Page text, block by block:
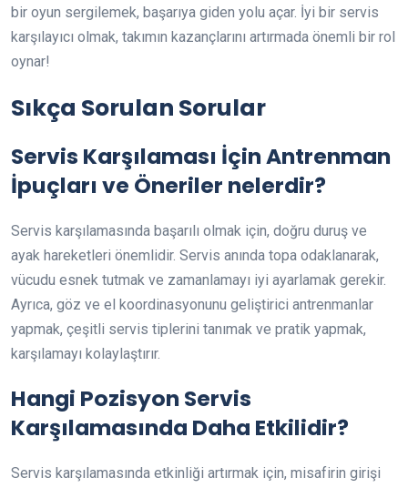
bir oyun sergilemek, başarıya giden yolu açar. İyi bir servis
karşılayıcı olmak, takımın kazançlarını artırmada önemli bir rol
oynar!
Sıkça Sorulan Sorular
Servis Karşılaması İçin Antrenman
İpuçları ve Öneriler nelerdir?
Servis karşılamasında başarılı olmak için, doğru duruş ve
ayak hareketleri önemlidir. Servis anında topa odaklanarak,
vücudu esnek tutmak ve zamanlamayı iyi ayarlamak gerekir.
Ayrıca, göz ve el koordinasyonunu geliştirici antrenmanlar
yapmak, çeşitli servis tiplerini tanımak ve pratik yapmak,
karşılamayı kolaylaştırır.
Hangi Pozisyon Servis
Karşılamasında Daha Etkilidir?
Servis karşılamasında etkinliği artırmak için, misafirin girişi